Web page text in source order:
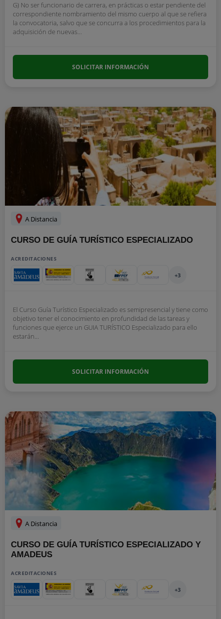
G) No ser funcionario de carrera, en prácticas o estar pendiente del
correspondiente nombramiento del mismo cuerpo al que se refiera
la convocatoria, salvo que se concurra a los procedimientos para la
adquisición de nuevas...
SOLICITAR INFORMACIÓN
A Distancia
CURSO DE GUÍA TURÍSTICO ESPECIALIZADO
ACREDITACIONES
+3
El Curso Guía Turístico Especializado es semipresencial y tiene como
objetivo tener el conocimiento en profundidad de las tareas y
funciones que ejerce un GUIA TURÍSTICO Especializado para ello
estarán...
SOLICITAR INFORMACIÓN
A Distancia
CURSO DE GUÍA TURÍSTICO ESPECIALIZADO Y
AMADEUS
ACREDITACIONES
+3